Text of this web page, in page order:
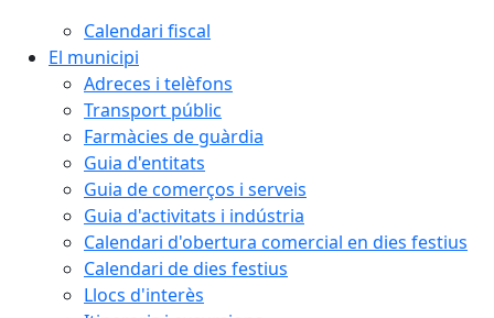
Calendari fiscal
El municipi
Adreces i telèfons
Transport públic
Farmàcies de guàrdia
Guia d'entitats
Guia de comerços i serveis
Guia d'activitats i indústria
Calendari d'obertura comercial en dies festius
Calendari de dies festius
Llocs d'interès